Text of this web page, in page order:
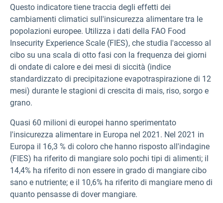
Questo indicatore tiene traccia degli effetti dei
cambiamenti climatici sull'insicurezza alimentare tra le
popolazioni europee. Utilizza i dati della FAO Food
Insecurity Experience Scale (FIES), che studia l'accesso al
cibo su una scala di otto fasi con la frequenza dei giorni
di ondate di calore e dei mesi di siccità (indice
standardizzato di precipitazione evapotraspirazione di 12
mesi) durante le stagioni di crescita di mais, riso, sorgo e
grano.
Quasi 60 milioni di europei hanno sperimentato
l'insicurezza alimentare in Europa nel 2021. Nel 2021 in
Europa il 16,3 % di coloro che hanno risposto all'indagine
(FIES) ha riferito di mangiare solo pochi tipi di alimenti; il
14,4% ha riferito di non essere in grado di mangiare cibo
sano e nutriente; e il 10,6% ha riferito di mangiare meno di
quanto pensasse di dover mangiare.